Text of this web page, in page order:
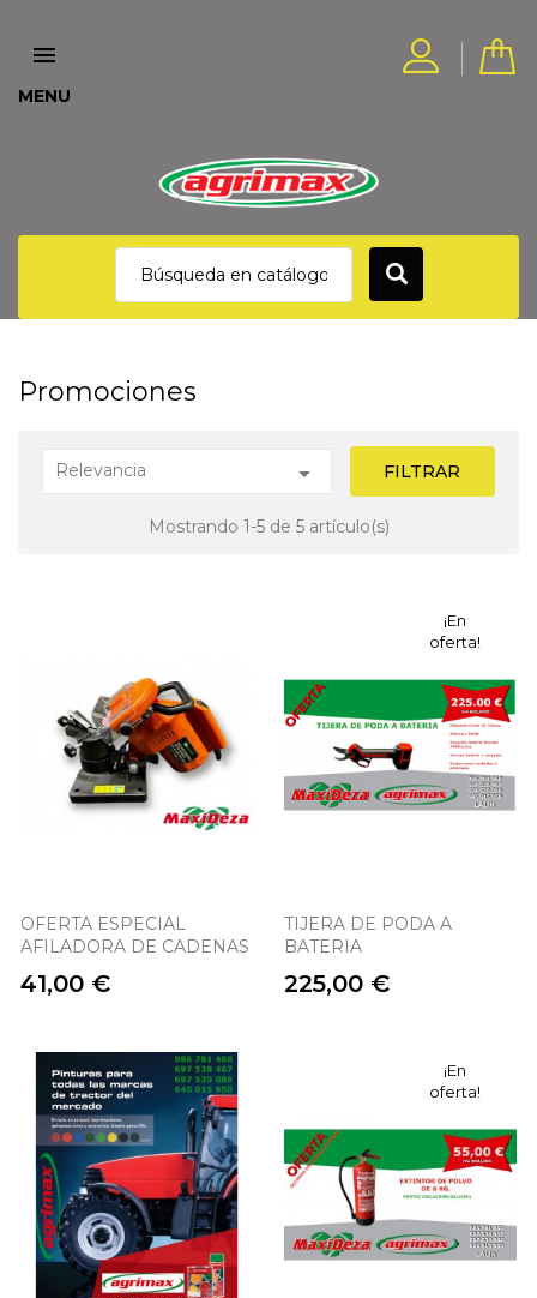

MENU
Promociones
Relevancia  FILTRAR
Mostrando 1-5 de 5 artículo(s)
OFERTA ESPECIAL
AFILADORA DE CADENAS
Precio
41,00 €
¡En
oferta!
TIJERA DE PODA A
BATERIA
Precio
225,00 €
¡En
oferta!